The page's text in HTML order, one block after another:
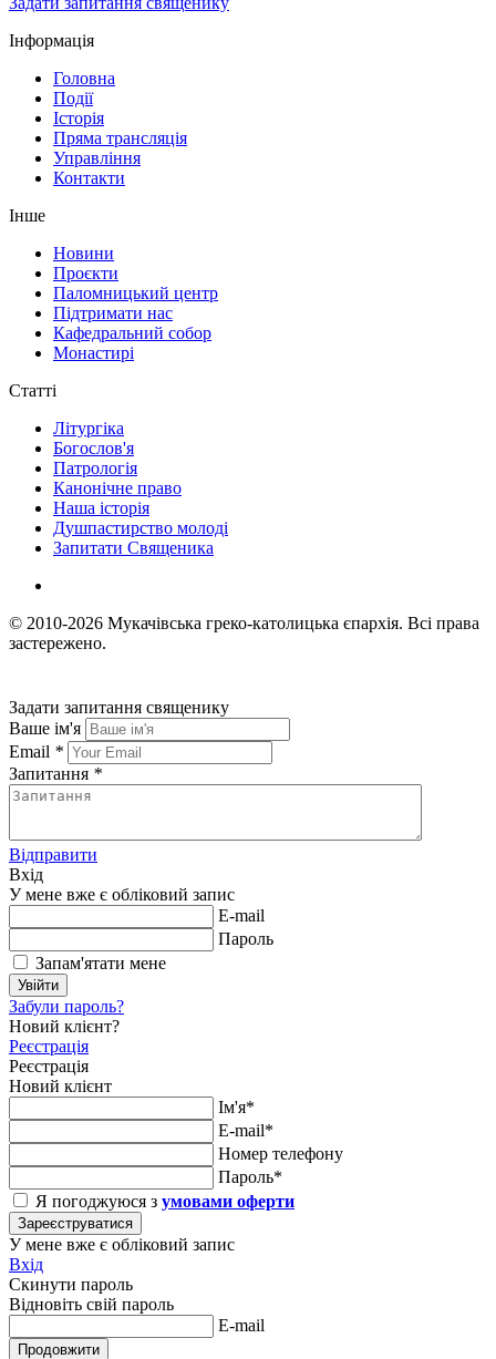
Інформація
Головна
Події
Історія
Пряма трансляція
Управління
Контакти
Інше
Новини
Проєкти
Паломницький центр
Підтримати нас
Кафедральний собор
Монастирі
Статті
Літургіка
Богослов'я
Патрологія
Канонічне право
Наша історія
Душпастирство молоді
Запитати Священика
© 2010-2026 Мукачівська греко-католицька єпархія. Всі права
застережено.
Задати запитання священику
Ваше ім'я
Email *
Запитання *
Відправити
Вхід
У мене вже є обліковий запис
E-mail
Пароль
Запам'ятати мене
Увійти
Забули пароль?
Новий клієнт?
Реєстрація
Реєстрація
Новий клієнт
Ім'я*
E-mail*
Номер телефону
Пароль*
Я погоджуюся з умовами оферти
Зареєструватися
У мене вже є обліковий запис
Вхід
Скинути пароль
Відновіть свій пароль
E-mail
Продовжити